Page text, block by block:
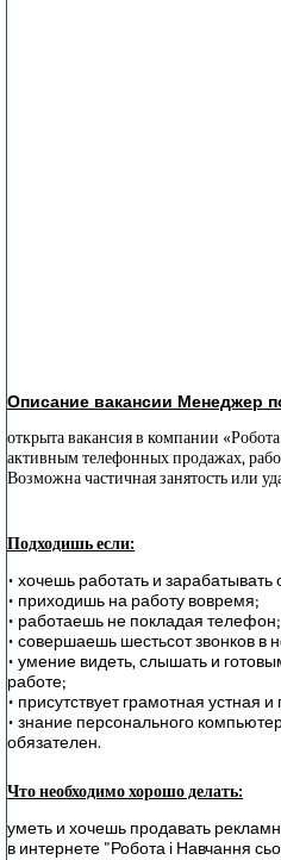
Описание вакансии Менеджер
открыта вакансия в компании
активным телефонных продажах,
Возможна частичная занятость или
Подходишь если:
• хочешь работать и зарабатывать
• приходишь на работу вовремя;
• работаешь не покладая телефон;
• совершаешь шестьсот звонков в
• умение видеть, слышать и
работе;
• присутствует грамотная устная
• знание персонального
обязателен.
Что необходимо хорошо делать:
уметь и хочешь продавать
в интернете "Робота і Навчання